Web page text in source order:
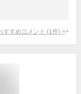
すすめコメント (1 件) >